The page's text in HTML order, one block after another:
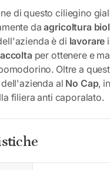
di questo ciliegino
daagricoltura
è di lavorare
per ottenere e
Oltre a
al No Cap,
filiera anti caporalato.